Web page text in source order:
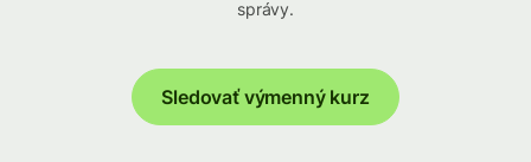
správy.
Sledovať výmenný kurz